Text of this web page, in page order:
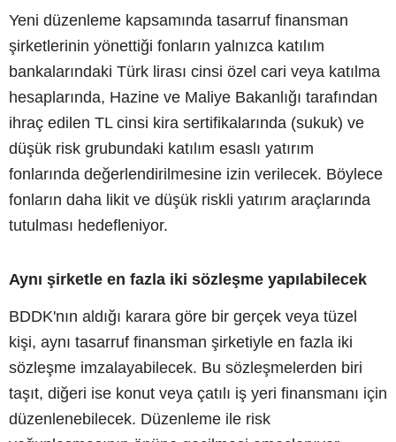
Yeni düzenleme kapsamında tasarruf finansman
şirketlerinin yönettiği fonların yalnızca katılım
bankalarındaki Türk lirası cinsi özel cari veya katılma
hesaplarında, Hazine ve Maliye Bakanlığı tarafından
ihraç edilen TL cinsi kira sertifikalarında (sukuk) ve
düşük risk grubundaki katılım esaslı yatırım
fonlarında değerlendirilmesine izin verilecek. Böylece
fonların daha likit ve düşük riskli yatırım araçlarında
tutulması hedefleniyor.
Aynı şirketle en fazla iki sözleşme yapılabilecek
BDDK'nın aldığı karara göre bir gerçek veya tüzel
kişi, aynı tasarruf finansman şirketiyle en fazla iki
sözleşme imzalayabilecek. Bu sözleşmelerden biri
taşıt, diğeri ise konut veya çatılı iş yeri finansmanı için
düzenlenebilecek. Düzenleme ile risk